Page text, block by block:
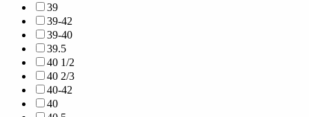
39
39-42
39-40
39.5
40 1/2
40 2/3
40-42
40